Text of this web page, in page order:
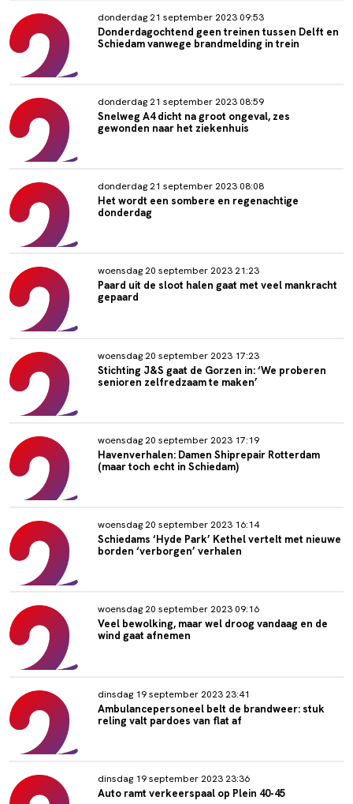
donderdag 21 september 2023 09:53
Donderdagochtend geen treinen tussen Delft en
Schiedam vanwege brandmelding in trein
donderdag 21 september 2023 08:59
Snelweg A4 dicht na groot ongeval, zes
gewonden naar het ziekenhuis
donderdag 21 september 2023 08:08
Het wordt een sombere en regenachtige
donderdag
woensdag 20 september 2023 21:23
Paard uit de sloot halen gaat met veel mankracht
gepaard
woensdag 20 september 2023 17:23
Stichting J&S gaat de Gorzen in: ‘We proberen
senioren zelfredzaam te maken’
woensdag 20 september 2023 17:19
Havenverhalen: Damen Shiprepair Rotterdam
(maar toch echt in Schiedam)
woensdag 20 september 2023 16:14
Schiedams ‘Hyde Park’ Kethel vertelt met nieuwe
borden ‘verborgen’ verhalen
woensdag 20 september 2023 09:16
Veel bewolking, maar wel droog vandaag en de
wind gaat afnemen
dinsdag 19 september 2023 23:41
Ambulancepersoneel belt de brandweer: stuk
reling valt pardoes van flat af
dinsdag 19 september 2023 23:36
Auto ramt verkeerspaal op Plein 40-45